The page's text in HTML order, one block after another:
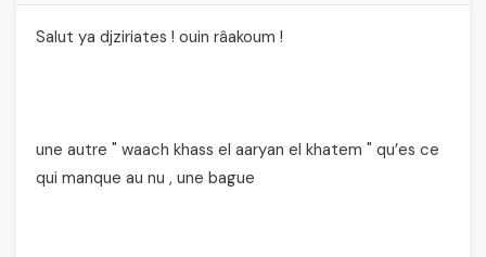
Salut ya djziriates ! ouin râakoum !
une autre " waach khass el aaryan el khatem " qu’es ce
qui manque au nu , une bague